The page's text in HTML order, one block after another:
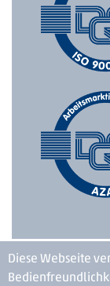
Diese Webseite